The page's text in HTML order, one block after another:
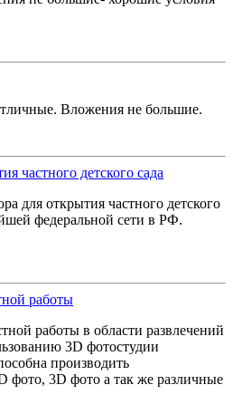
Вложения не большие.
частного детского сада
для открытия частного детского
федеральной сети в РФ.
работы
работы в области развлечений
3D фотостудии
производить
3D фото а так же различные